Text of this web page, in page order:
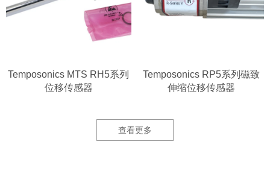
Temposonics MTS RH5系列
位移传感器
Temposonics RP5系列磁致
伸缩位移传感器
查看更多